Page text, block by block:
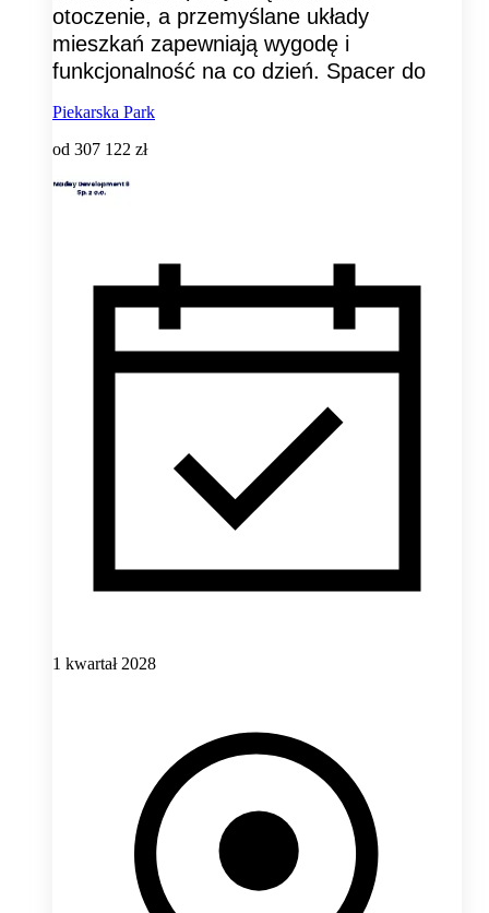
otoczenie, a przemyślane układy
mieszkań zapewniają wygodę i
funkcjonalność na co dzień. Spacer do
Piekarska Park
od 307 122 zł
1 kwartał 2028